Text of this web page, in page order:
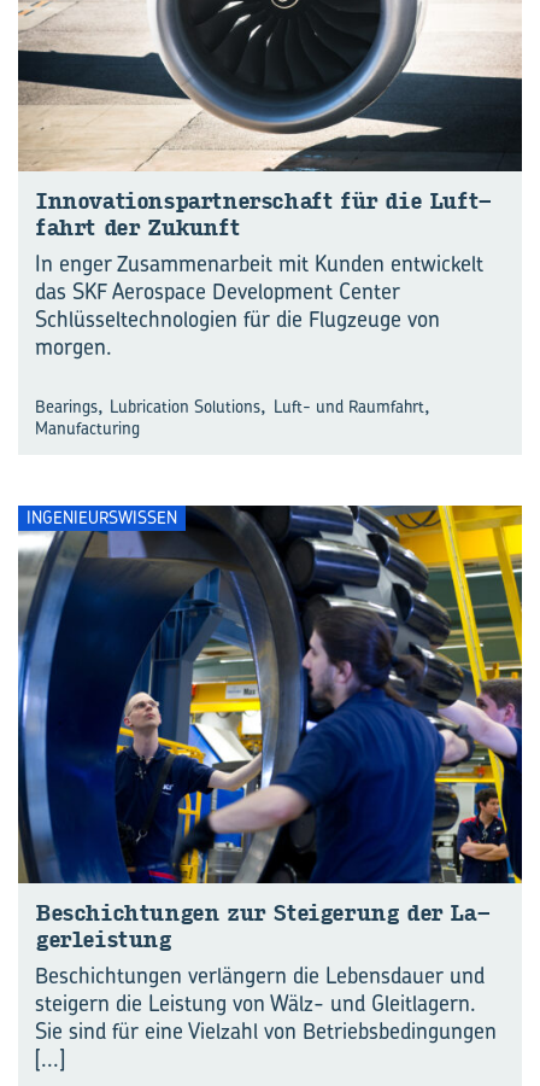
In­no­va­ti­ons­part­ner­schaft für die Luft­
fahrt der Zu­kunft
In enger Zusammenarbeit mit Kunden entwickelt
das SKF Aerospace Development Center
Schlüsseltechnologien für die Flugzeuge von
morgen.
Bearings, Lubrication Solutions, Luft- und Raumfahrt,
Manufacturing
INGENIEURSWISSEN
Be­schich­tun­gen zur Stei­ge­rung der La­
ger­leis­tung
Beschichtungen verlängern die Lebensdauer und
steigern die Leistung von Wälz- und Gleitlagern.
Sie sind für eine Vielzahl von Betriebsbedingungen
[...]